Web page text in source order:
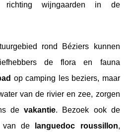
richting wijngaarden in de
rond Béziers kunnen
de flora en fauna
op camping les beziers, maar
van de rivier en zee, zorgen
devakantie. Bezoek ook de
van de
languedoc roussillon,